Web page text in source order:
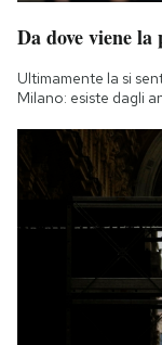
Da dove viene
Ultimamente la si
Milano: esiste dagli